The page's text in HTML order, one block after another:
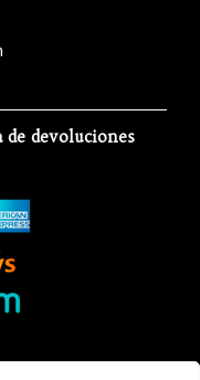
devoluciones